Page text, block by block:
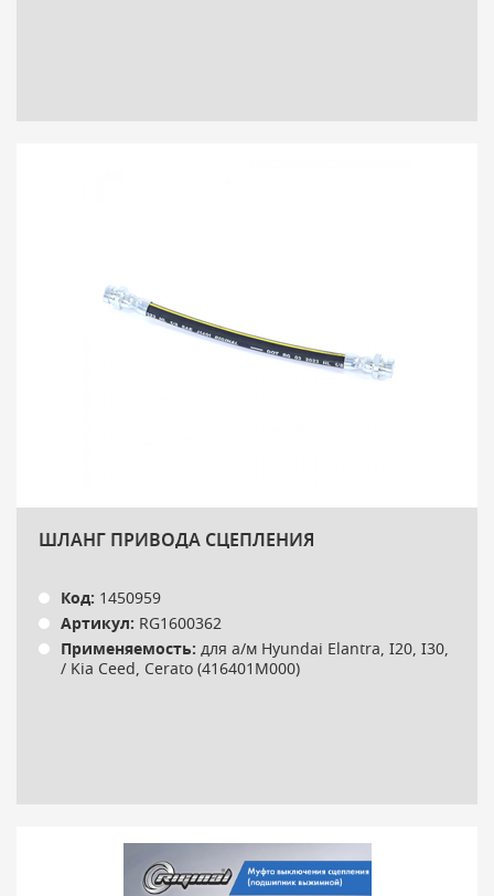
ШЛАНГ ПРИВОДА СЦЕПЛЕНИЯ
Код: 1450959
Артикул: RG1600362
Применяемость: для а/м Hyundai Elantra, I20, I30,
/ Kia Ceed, Cerato (416401M000)